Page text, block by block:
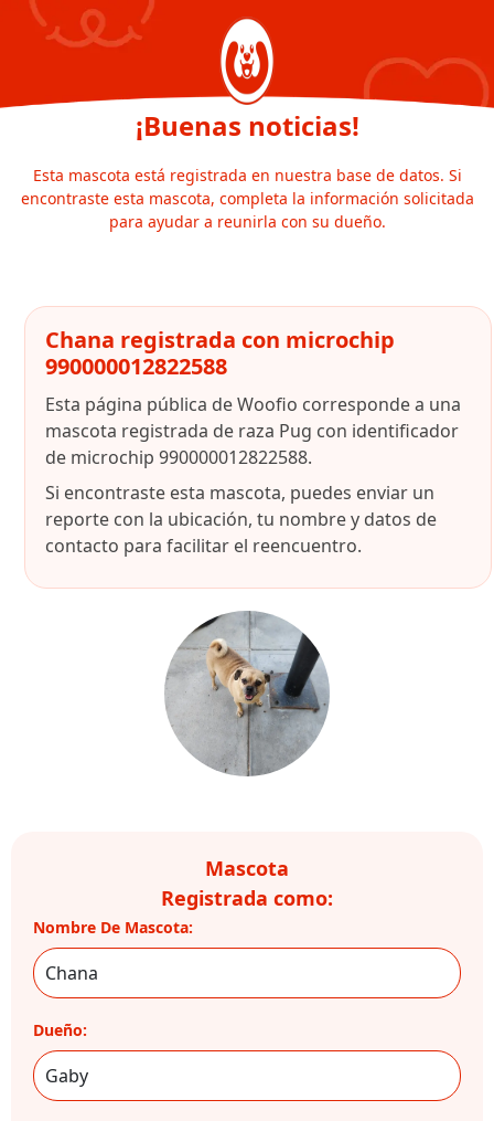
¡Buenas noticias!
Esta mascota está registrada en nuestra base de datos. Si
encontraste esta mascota, completa la información solicitada
para ayudar a reunirla con su dueño.
Chana registrada con microchip
990000012822588
Esta página pública de Woofio corresponde a una
mascota registrada de raza Pug con identificador
de microchip 990000012822588.
Si encontraste esta mascota, puedes enviar un
reporte con la ubicación, tu nombre y datos de
contacto para facilitar el reencuentro.
Mascota
Registrada como:
Nombre De Mascota:
Dueño: